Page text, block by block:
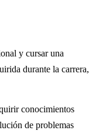
y cursar una
durante la carrera,
conocimientos
de problemas